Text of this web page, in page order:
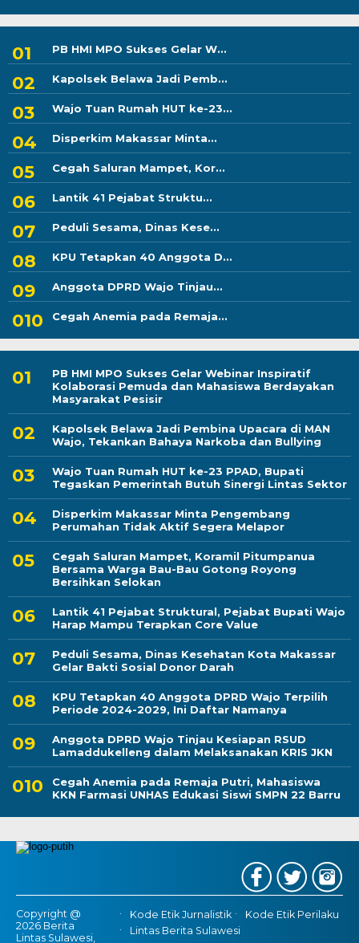
PB HMI MPO Sukses Gelar W...
Kapolsek Belawa Jadi Pemb...
Wajo Tuan Rumah HUT ke-23...
Disperkim Makassar Minta...
Cegah Saluran Mampet, Kor...
Lantik 41 Pejabat Struktu...
Peduli Sesama, Dinas Kese...
KPU Tetapkan 40 Anggota D...
Anggota DPRD Wajo Tinjau...
Cegah Anemia pada Remaja...
PB HMI MPO Sukses Gelar Webinar Inspiratif
Kolaborasi Pemuda dan Mahasiswa Berdayakan
Masyarakat Pesisir
Kapolsek Belawa Jadi Pembina Upacara di MAN
Wajo, Tekankan Bahaya Narkoba dan Bullying
Wajo Tuan Rumah HUT ke-23 PPAD, Bupati
Tegaskan Pemerintah Butuh Sinergi Lintas Sektor
Disperkim Makassar Minta Pengembang
Perumahan Tidak Aktif Segera Melapor
Cegah Saluran Mampet, Koramil Pitumpanua
Bersama Warga Bau-Bau Gotong Royong
Bersihkan Selokan
Lantik 41 Pejabat Struktural, Pejabat Bupati Wajo
Harap Mampu Terapkan Core Value
Peduli Sesama, Dinas Kesehatan Kota Makassar
Gelar Bakti Sosial Donor Darah
KPU Tetapkan 40 Anggota DPRD Wajo Terpilih
Periode 2024-2029, Ini Daftar Namanya
Anggota DPRD Wajo Tinjau Kesiapan RSUD
Lamaddukelleng dalam Melaksanakan KRIS JKN
Cegah Anemia pada Remaja Putri, Mahasiswa
KKN Farmasi UNHAS Edukasi Siswi SMPN 22 Barru
Copyright @
2026 Berita
Lintas Sulawesi,
Kode Etik Jurnalistik
Kode Etik Perilaku
Lintas Berita Sulawesi